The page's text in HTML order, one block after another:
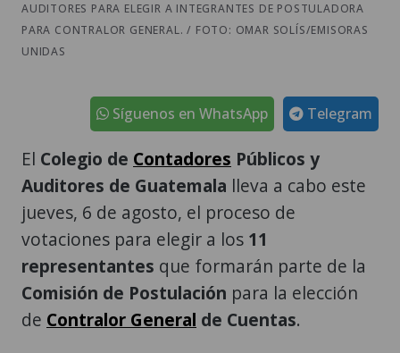
AUDITORES PARA ELEGIR A INTEGRANTES DE POSTULADORA
PARA CONTRALOR GENERAL. / FOTO: OMAR SOLÍS/EMISORAS
UNIDAS
Telegram
Síguenos en WhatsApp
El Colegio de Contadores Públicos y
Auditores de Guatemala lleva a cabo este
jueves, 6 de agosto, el proceso de
votaciones para elegir a los 11
representantes que formarán parte de la
Comisión de Postulación para la elección
de Contralor General de Cuentas.